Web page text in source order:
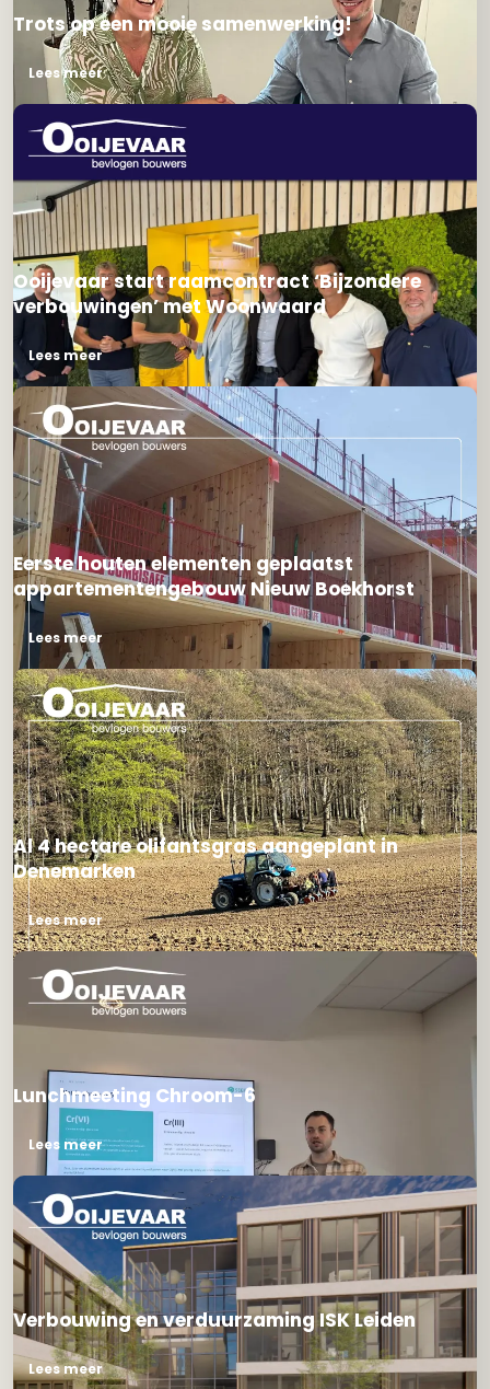
Trots op een mooie samenwerking!
Lees meer
Ooijevaar start raamcontract ‘Bijzondere
verbouwingen’ met Woonwaard
Lees meer
Eerste houten elementen geplaatst
appartementengebouw Nieuw Boekhorst
Lees meer
Al 4 hectare olifantsgras aangeplant in
Denemarken
Lees meer
Lunchmeeting Chroom-6
Lees meer
Verbouwing en verduurzaming ISK Leiden
Lees meer